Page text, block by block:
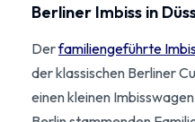
Berliner Imbiss in
Derfamiliengeführte
der klassischen Berliner
einen kleinen